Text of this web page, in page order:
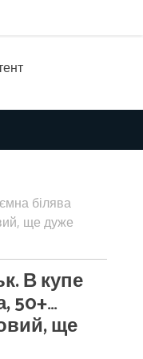
білява
ще дуже
В купе
50+…
ще